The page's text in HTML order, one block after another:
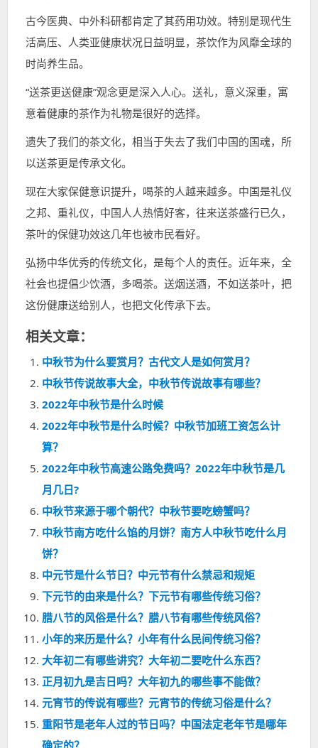
古今医典、中外科研都肯定了其药用功效。特别是现代生
活高压、人类亚健康状况日益明显，茶饮作为风靡全球的
时尚养生品。
“送茶更送健康”观念更是深入人心。送礼，意义深重，寓
意着健康的茶作为礼物是很好的选择。
遗失了我们的茶文化，相当于失去了我们中国的国魂，所
以送茶更是传承文化。
现在大家保健意识提升，喝茶的人越来越多。中国是礼仪
之邦、重礼仪，中国人人热情好客，往来送茶盛行已久，
茶叶的保健功效这几年也被市民看好。
弘扬中华优秀的传统文化，是每个人的责任。近年来，全
社会也提倡少饮酒，多喝茶。送烟送酒，不如送茶叶，把
这份健康送给别人，也把文化传承下去。
相关文章：
中秋节为什么要赏月？古代文人是如何赏月？
中秋节传说故事大全，中秋节传说故事有哪些？
2022年中秋节是什么时候
2022年中秋节是什么时候？中秋节加班工资怎么计
算？
2022年中秋节高速公路免费吗？2022年中秋节是几
月几日?
中秋节来源于哪个朝代？中秋节要吃螃蟹吗？
中秋节南方吃什么馅的月饼？南方人中秋节吃什么月
饼？
中元节是什么节日？中元节有什么禁忌和规矩
下元节的由来是什么？下元节有哪些传统习俗？
腊八节的风俗是什么？腊八节有哪些传统风俗？
小年的来历是什么？小年有什么民间传统习俗？
大年初二有哪些讲究？大年初二要吃什么东西？
正月初九是吉日吗？大年初九的哪些事不能做？
元宵节的传说有哪些？元宵节的传统习俗是什么？
重阳节是老年人过的节日吗？中国法定老年节是哪年
确定的？